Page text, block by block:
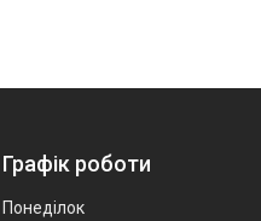
Графік роботи
Понеділок